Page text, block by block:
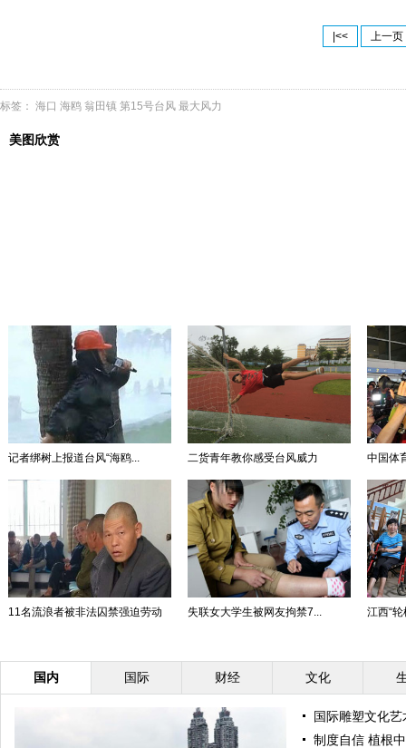
|<< 上一页
标签： 海口 海鸥 翁田镇 第15号台风 最大风力
美图欣赏
记者绑树上报道台风“海鸥... 二货青年教你感受台风威力 中国体
11名流浪者被非法囚禁强迫劳动 失联女大学生被网友拘禁7... 江西“
国内 国际 财经 文化
国际雕塑文化
制度自信 植根